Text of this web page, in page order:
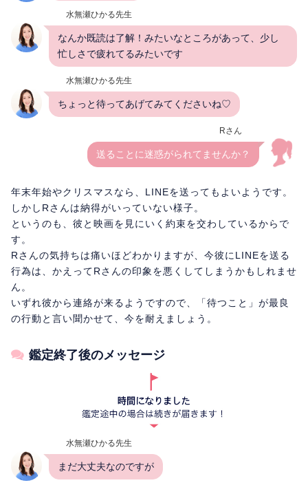
水無瀬ひかる先生
なんか既読は了解！みたいなところがあって、少し
忙しさで疲れてるみたいです
水無瀬ひかる先生
ちょっと待ってあげてみてくださいね♡
Rさん
送ることに迷惑がられてませんか？
年末年始やクリスマスなら、LINEを送ってもよいようです。
しかしRさんは納得がいっていない様子。
というのも、彼と映画を見にいく約束を交わしているからで
す。
Rさんの気持ちは痛いほどわかりますが、今彼にLINEを送る
行為は、かえってRさんの印象を悪くしてしまうかもしれませ
ん。
いずれ彼から連絡が来るようですので、「待つこと」が最良
の行動と言い聞かせて、今を耐えましょう。
鑑定終了後のメッセージ
水無瀬ひかる先生
まだ大丈夫なのですが